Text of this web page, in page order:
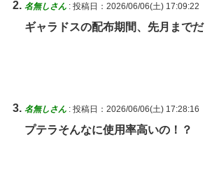
名無しさん : 投稿日：2026/06/06(土) 17:09:22
ギャラドスの配布期間、先月までだ
名無しさん : 投稿日：2026/06/06(土) 17:28:16
プテラそんなに使用率高いの！？